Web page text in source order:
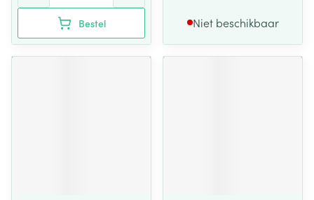
Bestel Niet beschikbaar